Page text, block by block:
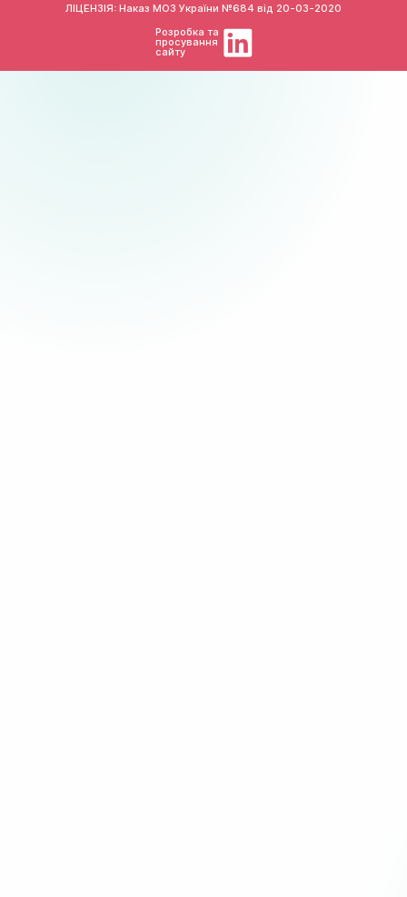
ЛІЦЕНЗІЯ: Наказ МОЗ України №684 від 20-03-2020
Розробка та
просування
сайту